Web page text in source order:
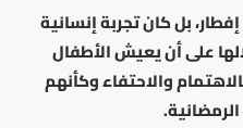
بل كان تجربة إنسانية
على أن يعيش الأطفال
والاحتفاء وكأنهم